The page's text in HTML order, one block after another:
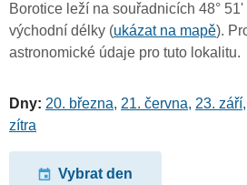
Borotice leží na souřadnicích 48°
východní délky (ukázat na mapě).
astronomické údaje pro tuto lokalitu.
Dny: 20. března, 21. června, 23. září,
zítra
Vybrat den